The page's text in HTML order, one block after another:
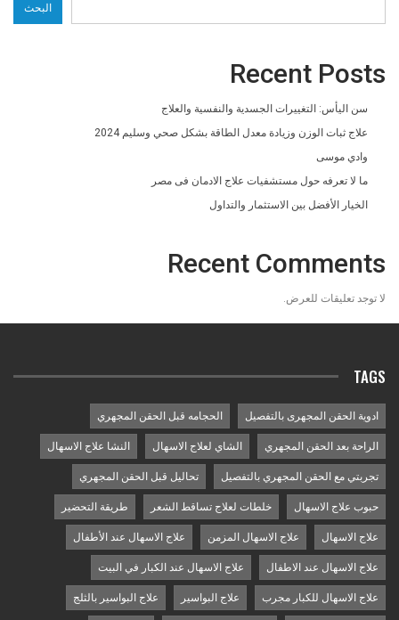
البحث
Recent Posts
سن اليأس: التغييرات الجسدية والنفسية والعلاج
علاج ثبات الوزن وزيادة معدل الطاقة بشكل صحي وسليم 2024
وادي موسى
ما لا تعرفه حول مستشفيات علاج الادمان فى مصر
الخيار الأفضل بين الاستثمار والتداول
Recent Comments
لا توجد تعليقات للعرض.
TAGS
ادوية الحقن المجهرى بالتفصيل الحجامه قبل الحقن المجهري
الراحة بعد الحقن المجهري الشاي لعلاج الاسهال النشا علاج الاسهال
تجربتي مع الحقن المجهري بالتفصيل تحاليل قبل الحقن المجهري
حبوب علاج الاسهال خلطات لعلاج تساقط الشعر طريقة التحضير
علاج الاسهال علاج الاسهال المزمن علاج الاسهال عند الأطفال
علاج الاسهال عند الاطفال علاج الاسهال عند الكبار في البيت
علاج الاسهال للكبار مجرب علاج البواسير علاج البواسير بالثلج